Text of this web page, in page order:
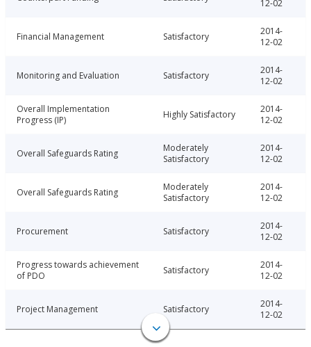
12-02
Financial Management Satisfactory
2014-
12-02
Monitoring and Evaluation Satisfactory
2014-
12-02
Overall Implementation
Progress (IP)
Highly Satisfactory
2014-
12-02
Overall Safeguards Rating
Moderately
Satisfactory
2014-
12-02
Overall Safeguards Rating
Moderately
Satisfactory
2014-
12-02
Procurement Satisfactory
2014-
12-02
Progress towards achievement
of PDO
Satisfactory
2014-
12-02
Project Management Satisfactory
2014-
12-02